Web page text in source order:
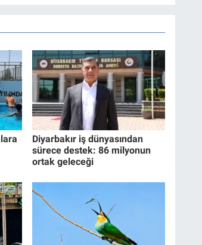
Diyarbakır iş dünyasından
sürece destek: 86 milyonun
ortak geleceği